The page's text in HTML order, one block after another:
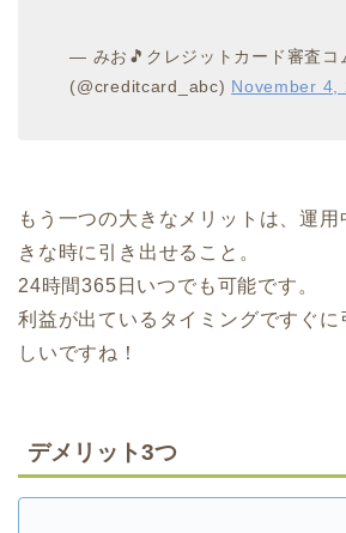
— みお🎵クレジットカード審査コ
(@creditcard_abc) November 4,
もう一つの大きなメリットは、運
きな時に引き出せること。
24時間365日いつでも可能です。
利益が出ているタイミングですぐに
しいですね！
デメリット3つ